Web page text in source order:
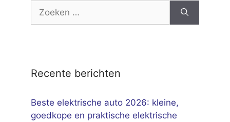
naar:
Recente berichten
Beste elektrische auto 2026: kleine,
goedkope en praktische elektrische